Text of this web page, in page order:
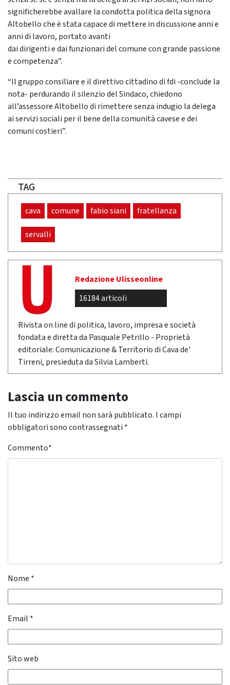
significherebbe avallare la condotta politica della signora
Altobello che è stata capace di mettere in discussione anni e
anni di lavoro, portato avanti
dai dirigenti e dai funzionari del comune con grande passione
e competenza”.
“Il gruppo consiliare e il direttivo cittadino di fdi -conclude la
nota- perdurando il silenzio del Sindaco, chiedono
all’assessore Altobello di rimettere senza indugio la delega
ai servizi sociali per il bene della comunità cavese e dei
comuni costieri”.
TAG
cava comune fabio siani fratellanza
servalli
Redazione Ulisseonline
16184 articoli
Rivista on line di politica, lavoro, impresa e società
fondata e diretta da Pasquale Petrillo - Proprietà
editoriale: Comunicazione & Territorio di Cava de'
Tirreni, presieduta da Silvia Lamberti.
Lascia un commento
Il tuo indirizzo email non sarà pubblicato. I campi
obbligatori sono contrassegnati *
Commento*
Nome *
Email *
Sito web